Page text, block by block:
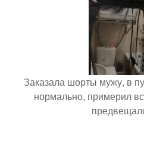
Заказала шорты мужу, в
нормально, примерил